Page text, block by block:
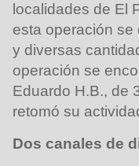
localidades de El
esta operación
y diversas
operación se
Eduardo H.B., de
retomó su
Dos canales de